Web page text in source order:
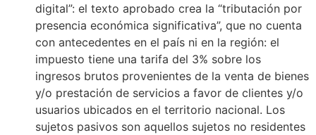
digital”: el texto aprobado crea la “tributación por
presencia económica significativa”, que no cuenta
con antecedentes en el país ni en la región: el
impuesto tiene una tarifa del 3% sobre los
ingresos brutos provenientes de la venta de bienes
y/o prestación de servicios a favor de clientes y/o
usuarios ubicados en el territorio nacional. Los
sujetos pasivos son aquellos sujetos no residentes